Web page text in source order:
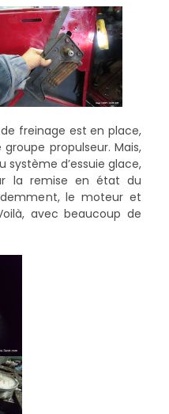
freinage est en place,
propulseur. Mais,
système d’essuie glace,
la remise en état du
le moteur et
avec beaucoup de